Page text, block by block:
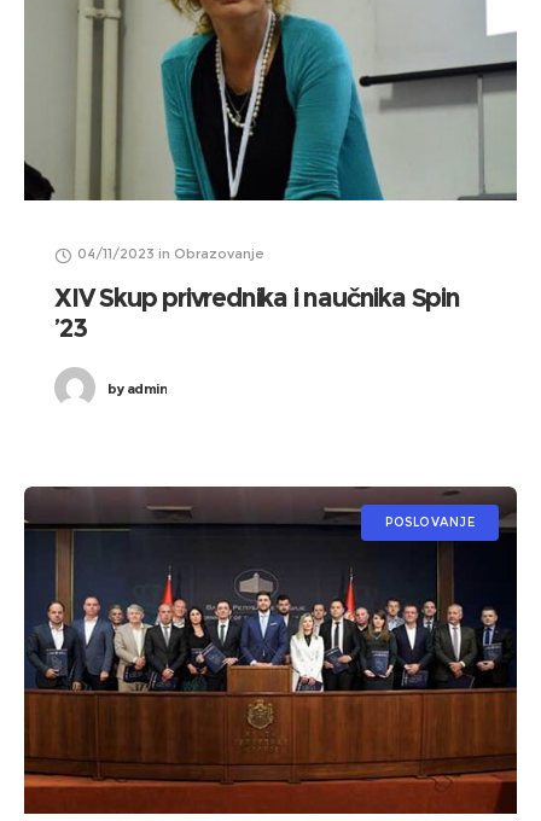
04/11/2023 in Obrazovanje
XIV Skup privrednika i naučnika Spin
’23
byadmin
POSLOVANJE